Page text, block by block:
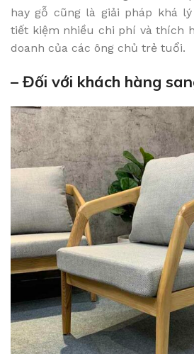
hay gỗ cũng là giải pháp khá
tiết kiệm nhiều chi phí và thích
doanh của các ông chủ trẻ tuổi.
– Đối với khách hàng